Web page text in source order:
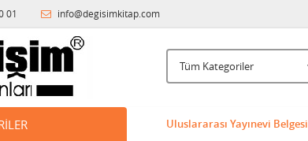
01 info@degisimkitap.com
Uluslararası Yayınevi Belgesi